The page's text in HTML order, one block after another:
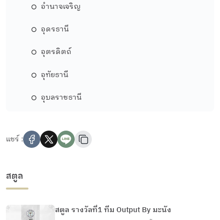
อำนาจเจริญ
อุดรธานี
อุตรดิตถ์
อุทัยธานี
อุบลราชธานี
แชร์ :
สตูล
สตูล รางวัลที่1 ทีม Output By มะนัง